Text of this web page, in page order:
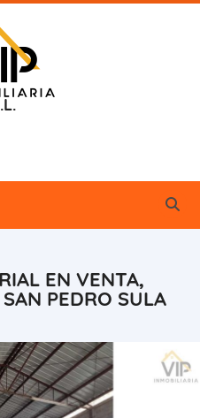
EN VENTA,
PEDRO SULA